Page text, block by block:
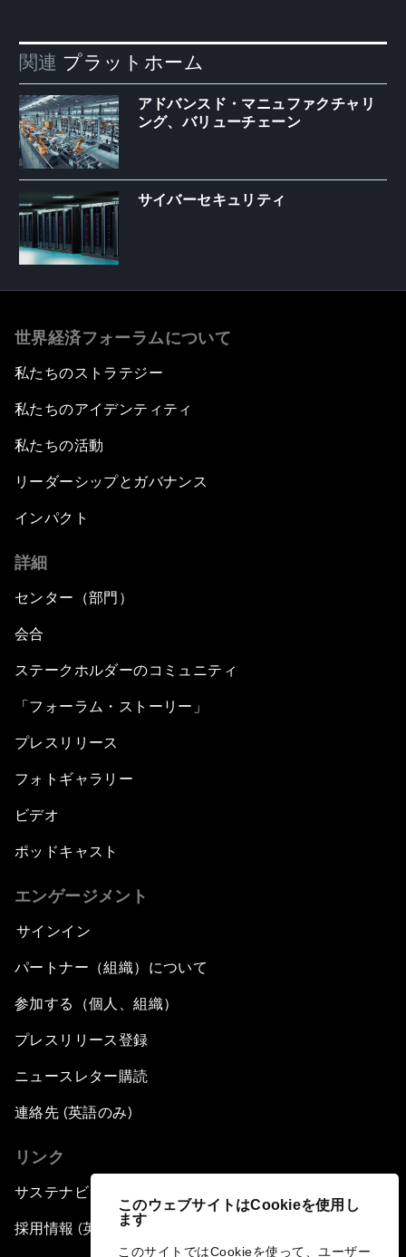
このウェブサイトはCookieを使用し
ます
このサイトではCookieを使って、ユーザー
関連 プラットホーム
アドバンスド・マニュファクチャリ
ング、バリューチェーン
サイバーセキュリティ
世界経済フォーラムについて
私たちのストラテジー
私たちのアイデンティティ
私たちの活動
リーダーシップとガバナンス
インパクト
詳細
センター（部門）
会合
ステークホルダーのコミュニティ
「フォーラム・ストーリー」
プレスリリース
フォトギャラリー
ビデオ
ポッドキャスト
エンゲージメント
サインイン
パートナー（組織）について
参加する（個人、組織）
プレスリリース登録
ニュースレター購読
連絡先 (英語のみ)
リンク
サステナビリティへの取り組み
採用情報 (英語のみ)